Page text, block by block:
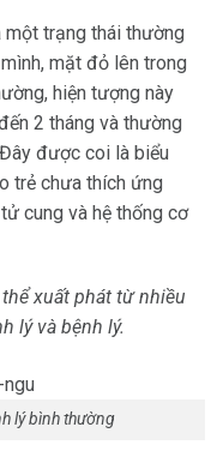
trạng thái thường
mặt đỏ lên trong
hiện tượng này
2 tháng và thường
được coi là biểu
trẻ chưa thích ứng
cung và hệ thống cơ
xuất phát từ nhiều
lý và bệnh lý.
lý bình thường